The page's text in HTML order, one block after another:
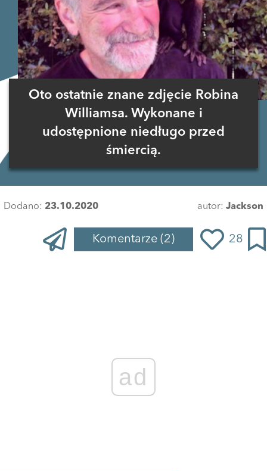
Oto ostatnie znane zdjęcie Robina
Williamsa. Wykonane i
udostępnione niedługo przed
śmiercią.
Dodano: 23.10.2020 autor: Jackson
Komentarze (2) 28
ad